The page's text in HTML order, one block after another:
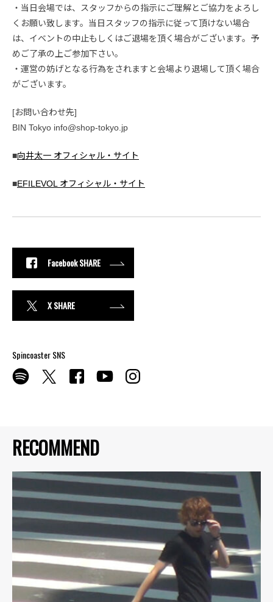
RECOMMEND
・当日会場では、スタッフからの指示にご理解とご協力をよろし
くお願い致します。当日スタッフの指示に従って頂けない場合
は、イベントの中止もしくはご退場を頂く場合がございます。予
めご了承の上ご参加下さい。
・運営の妨げとなる行為をされますと会場より退場して頂く場合
がございます。
[お問い合わせ先]
BIN Tokyo info@shop-tokyo.jp
■向井太一 オフィシャル・サイト
■EFILEVOL オフィシャル・サイト
Facebook SHARE
X SHARE
Spincoaster SNS